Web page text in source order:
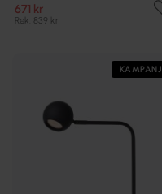
671 kr
Rek. 839 kr
KAMPANJ